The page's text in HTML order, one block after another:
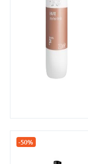
URBAN
VAIRĀK
-50%